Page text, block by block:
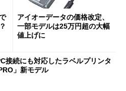
アイオーデータの価格改定、
一部モデルは25万円超の大幅
値上げに
接続にも対応したラベルプリンタ
」新モデル